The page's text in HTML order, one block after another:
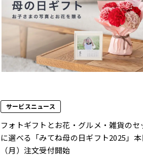
サービスニュース
フォトギフトとお花・グルメ・雑貨のセ
に選べる「みてね母の日ギフト2025」本
（月）注文受付開始